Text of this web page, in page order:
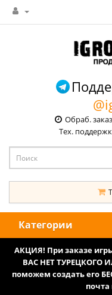
Обраб.
Тех.
Категории
АКЦИЯ! При заказе
ВАС НЕТ ТУРЕЦКОГО
поможем создать его